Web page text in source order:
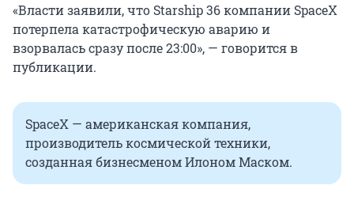
«Власти заявили, что Starship 36 компании SpaceX
потерпела катастрофическую аварию и
взорвалась сразу после 23:00», — говорится в
публикации.
SpaceX — американская компания,
производитель космической техники,
созданная бизнесменом Илоном Маском.